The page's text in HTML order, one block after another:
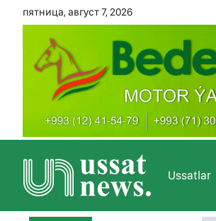
пятница, август 7, 2026
Ussatlar